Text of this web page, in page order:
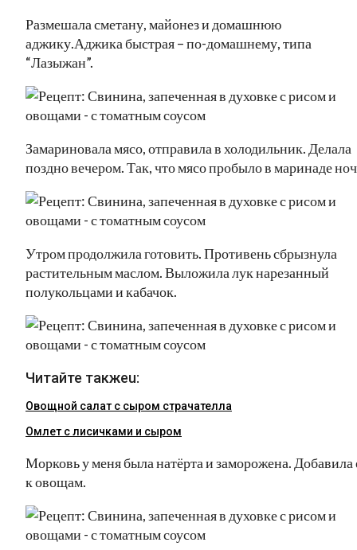
Размешала сметану, майонез и домашнюю
аджику.Аджика быстрая – по-домашнему, типа
“Лазыжан”.
Замариновала мясо, отправила в холодильник. Делала
поздно вечером. Так, что мясо пробыло в маринаде
Утром продолжила готовить. Противень сбрызнула
растительным маслом. Выложила лук нарезанный
полукольцами и кабачок.
Читайте такжеu:
Овощной салат с сыром страчателла
Омлет с лисичками и сыром
Морковь у меня была натёрта и заморожена. Добавила
к овощам.